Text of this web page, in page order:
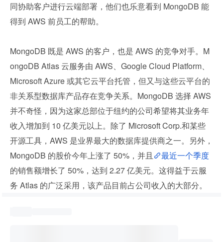
同协助客户进行云端部署，他们也乐意看到 MongoDB 能
得到 AWS 前员工的帮助。
MongoDB 既是 AWS 的客户，也是 AWS 的竞争对手。M
ongoDB Atlas 云服务由 AWS、Google Cloud Platform、
Microsoft Azure 或其它云平台托管，但又与这些云平台的
非关系型数据库产品存在竞争关系。MongoDB 选择 AWS
并不奇怪，因为这家总部位于纽约的公司希望将其业务年
收入增加到 10 亿美元以上。除了 Microsoft Corp.和某些
开源工具，AWS 是业界最大的数据库提供商之一。另外，
MongoDB 的股价今年上涨了 50%，并且
最近一个季度
的销售额增长了 50%，达到 2.27 亿美元。这得益于云服
务 Atlas 的广泛采用，该产品目前占公司收入的大部分。